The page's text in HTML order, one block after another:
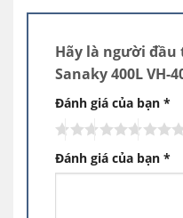
Hãy là người đầu
Sanaky 400L VH-
Đánh giá của bạn *
Đánh giá của bạn *